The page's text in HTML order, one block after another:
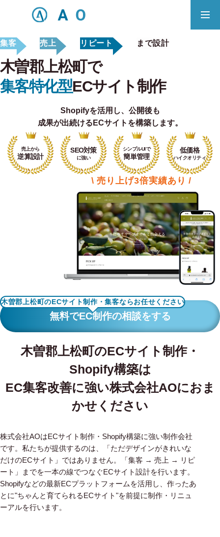
事業内容 無料相談
ECサイト制作対応エリア
あっ！と おどろく、みらいをつくる。
SERVICE
事業概要
RECRUIT
BLOG
集客 売上 リピート まで設計
木曽郡上松町で
集客特化型ECサイト制作
Shopifyを活用し、 公開後も
成果が出続けるECサイトを構築します。
売上から
逆算設計
SEO対策
に強い
シンプルUIで
簡単管理
低価格
ハイクオリティ
\ 売り上げ3倍実績あり /
木曽郡上松町のECサイト制作・集客ならお任せください
無料でEC制作の相談をする
木曽郡上松町のECサイト制作・
Shopify構築は
EC集客改善に強い株式会社AOにおま
かせください
株式会社AOはECサイト制作・Shopify構築に強い制作会社
です。私たちが提供するのは、「ただデザインがきれいな
だけのECサイト」ではありません。「集客 → 売上 → リピ
ート」までを一本の線でつなぐECサイト設計を行います。
Shopifyなどの最新ECプラットフォームを活用し、作ったあ
とに"ちゃんと育てられるECサイト"を前提に制作・リニュ
ーアルを行います。